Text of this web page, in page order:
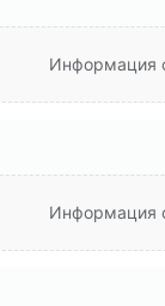
Информация
Информация